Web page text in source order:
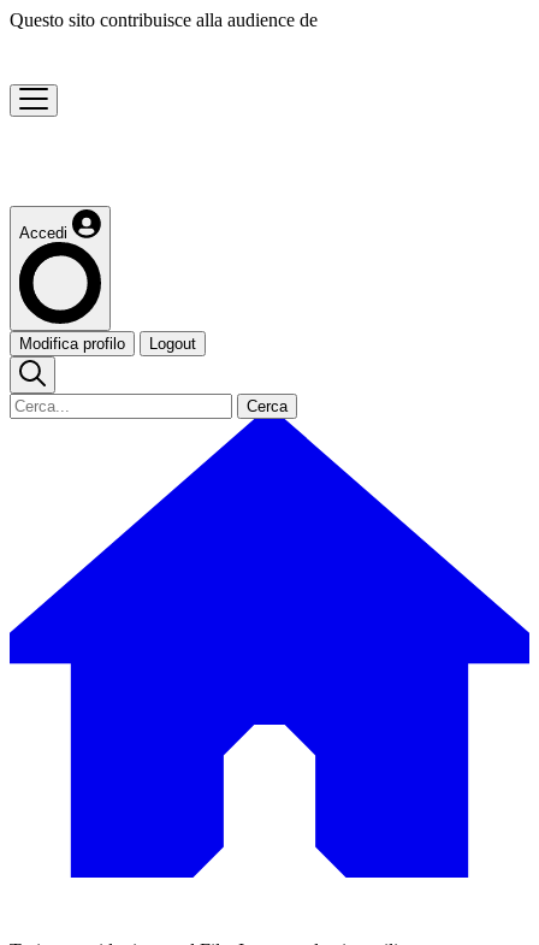
Questo sito contribuisce alla audience de
Accedi
Modifica profilo Logout
Cerca